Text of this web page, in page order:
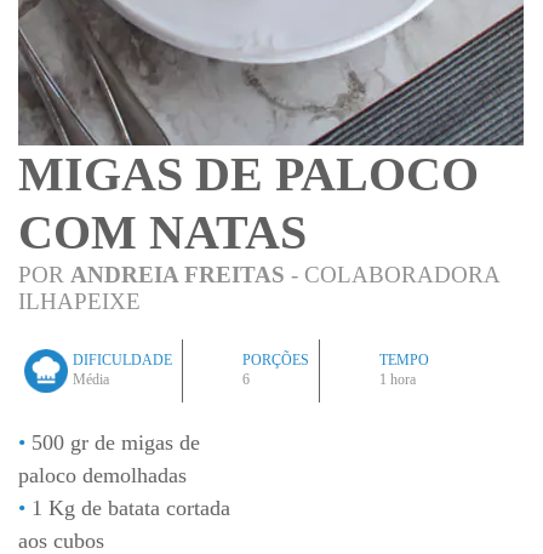
MIGAS DE PALOCO
COM NATAS
POR ANDREIA FREITAS - COLABORADORA
ILHAPEIXE
DIFICULDADE
Média
PORÇÕES
6
TEMPO
1 hora
500 gr de migas de
paloco demolhadas
1 Kg de batata cortada
aos cubos